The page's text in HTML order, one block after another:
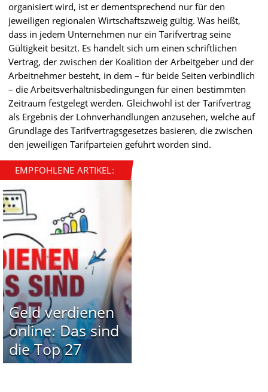
organisiert wird, ist er dementsprechend nur für den
jeweiligen regionalen Wirtschaftszweig gültig. Was heißt,
dass in jedem Unternehmen nur ein Tarifvertrag seine
Gültigkeit besitzt. Es handelt sich um einen schriftlichen
Vertrag, der zwischen der Koalition der Arbeitgeber und der
Arbeitnehmer besteht, in dem – für beide Seiten verbindlich
– die Arbeitsverhältnisbedingungen für einen bestimmten
Zeitraum festgelegt werden. Gleichwohl ist der Tarifvertrag
als Ergebnis der Lohnverhandlungen anzusehen, welche auf
Grundlage des Tarifvertragsgesetzes basieren, die zwischen
den jeweiligen Tarifparteien geführt worden sind.
EMPFOHLENE ARTIKEL:
Geld verdienen
online: Das sind
die Top 27